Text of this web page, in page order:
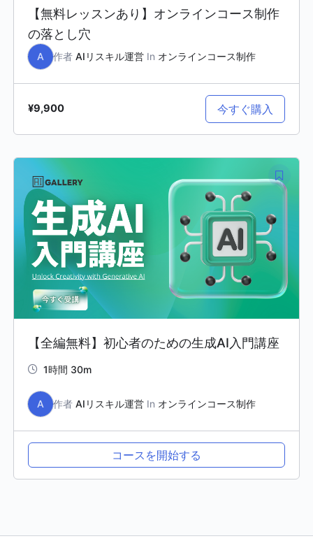
【無料レッスンあり】オンラインコース制作
の落とし穴
A 作者 AIリスキル運営In オンラインコース制作
¥9,900 今すぐ購入
【全編無料】初心者のための生成AI入門講座
1時間 30m
A 作者 AIリスキル運営In オンラインコース制作
コースを開始する